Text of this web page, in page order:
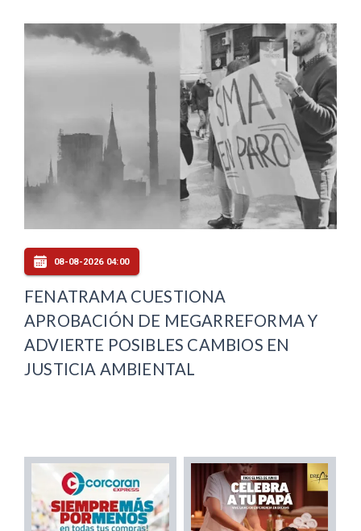
08-08-2026 04:00
FENATRAMA CUESTIONA
APROBACIÓN DE MEGARREFORMA Y
ADVIERTE POSIBLES CAMBIOS EN
JUSTICIA AMBIENTAL